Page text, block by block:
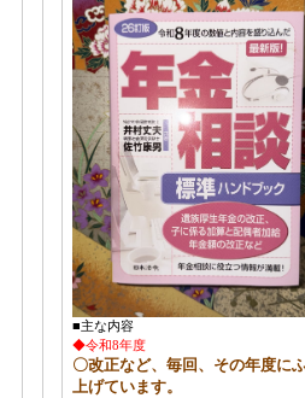
■主な内容
◆令和8年度
〇改正など、毎回、その年度に
上げています。